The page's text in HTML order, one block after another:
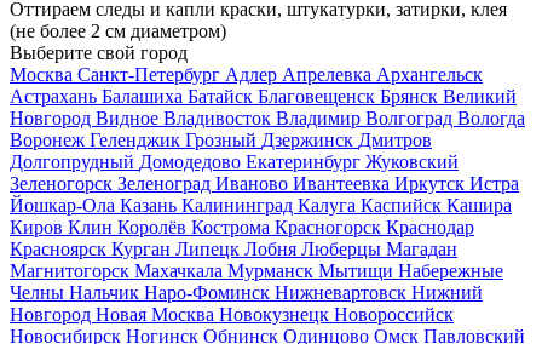
Оттираем следы и капли краски, штукатурки, затирки, клея
(не более 2 см диаметром)
Выберите свой город
Москва Санкт-Петербург Адлер Апрелевка Архангельск
Астрахань Балашиха Батайск Благовещенск Брянск Великий
Новгород Видное Владивосток Владимир Волгоград Вологда
Воронеж Геленджик Грозный Дзержинск Дмитров
Долгопрудный Домодедово Екатеринбург Жуковский
Зеленогорск Зеленоград Иваново Ивантеевка Иркутск Истра
Йошкар-Ола Казань Калининград Калуга Каспийск Кашира
Киров Клин Королёв Кострома Красногорск Краснодар
Красноярск Курган Липецк Лобня Люберцы Магадан
Магнитогорск Махачкала Мурманск Мытищи Набережные
Челны Нальчик Наро-Фоминск Нижневартовск Нижний
Новгород Новая Москва Новокузнецк Новороссийск
Новосибирск Ногинск Обнинск Одинцово Омск Павловский